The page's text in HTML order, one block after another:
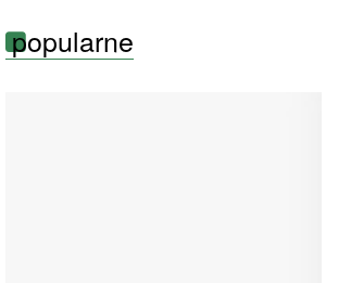
popularne